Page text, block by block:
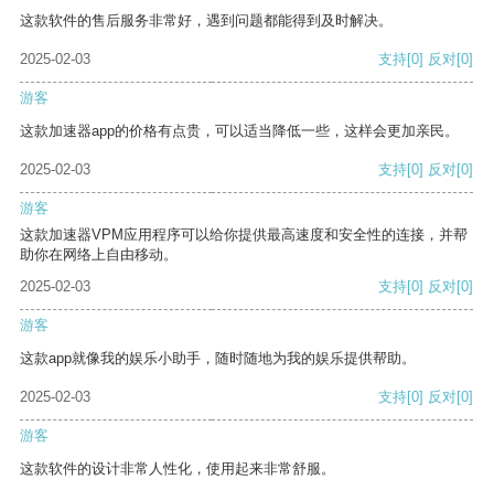
这款软件的售后服务非常好，遇到问题都能得到及时解决。
2025-02-03 支持[0] 反对[0]
游客
这款加速器app的价格有点贵，可以适当降低一些，这样会更加亲民。
2025-02-03 支持[0] 反对[0]
游客
这款加速器VPM应用程序可以给你提供最高速度和安全性的连接，并帮
助你在网络上自由移动。
2025-02-03
支持[0] 反对[0]
游客
这款app就像我的娱乐小助手，随时随地为我的娱乐提供帮助。
2025-02-03 支持[0] 反对[0]
游客
这款软件的设计非常人性化，使用起来非常舒服。